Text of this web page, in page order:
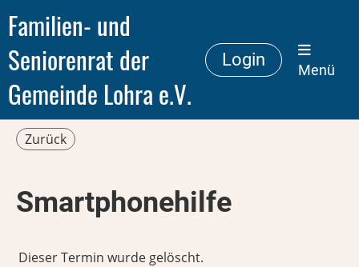
Familien- und
Seniorenrat der
Gemeinde Lohra e.V.
Login
Menü
Zurück
Smartphonehilfe
Dieser Termin wurde gelöscht.